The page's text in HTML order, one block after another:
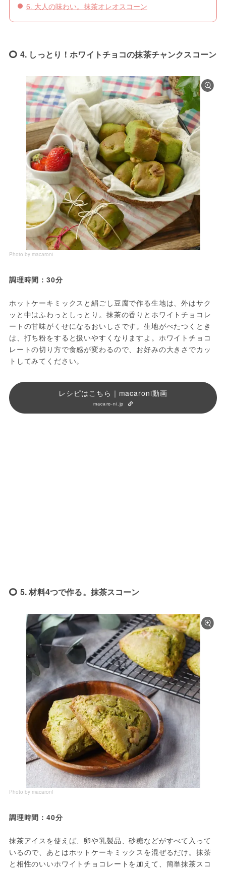
6. 大人の味わい。抹茶オレオスコーン
4. しっとり！ホワイトチョコの抹茶チャンクスコーン
Photo by macaroni
調理時間：30分
ホットケーキミックスと絹ごし豆腐で作る生地は、外はサク
ッと中はふわっとしっとり。抹茶の香りとホワイトチョコレ
ートの甘味がくせになるおいしさです。生地がべたつくとき
は、打ち粉をすると扱いやすくなりますよ。ホワイトチョコ
レートの切り方で食感が変わるので、お好みの大きさでカッ
トしてみてください。
レシピはこちら｜macaroni動画
macaro-ni.jp
5. 材料4つで作る。抹茶スコーン
Photo by macaroni
調理時間：40分
抹茶アイスを使えば、卵や乳製品、砂糖などがすべて入って
いるので、あとはホットケーキミックスを混ぜるだけ。抹茶
と相性のいいホワイトチョコレートを加えて、簡単抹茶スコ